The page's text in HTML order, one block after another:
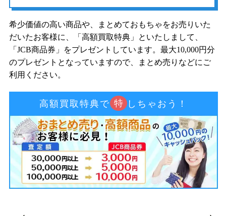
希少価値の高い商品や、まとめておもちゃをお売りいた
だいたお客様に、「高額買取特典」といたしまして、
「JCB商品券」をプレゼントしています。最大10,000円分
のプレゼントとなっていますので、まとめ売りなどにご
利用ください。
高額買取特典で 特 しちゃおう！